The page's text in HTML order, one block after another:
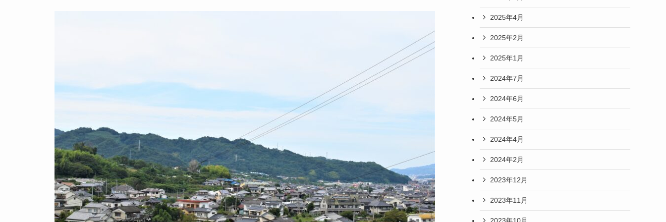
2025年4月
2025年2月
2025年1月
2024年7月
2024年6月
2024年5月
2024年4月
2024年2月
2023年12月
2023年11月
2023年10月